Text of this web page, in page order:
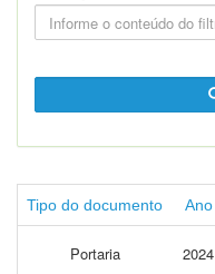
Tipo do documento Ano
Portaria 2024